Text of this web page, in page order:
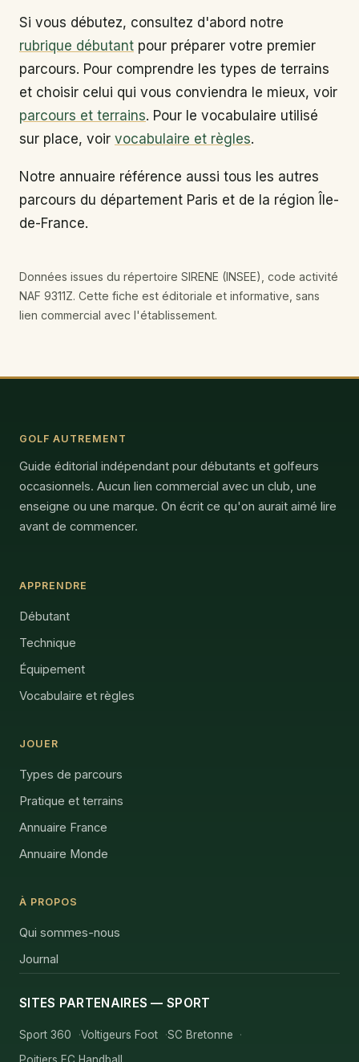
Si vous débutez, consultez d'abord notre
rubrique débutant pour préparer votre premier
parcours. Pour comprendre les types de terrains
et choisir celui qui vous conviendra le mieux, voir
parcours et terrains. Pour le vocabulaire utilisé
sur place, voir vocabulaire et règles.
Notre annuaire référence aussi tous les autres
parcours du département Paris et de la région Île-
de-France.
Données issues du répertoire SIRENE (INSEE), code activité
NAF 9311Z. Cette fiche est éditoriale et informative, sans
lien commercial avec l'établissement.
GOLF AUTREMENT
Guide éditorial indépendant pour débutants et golfeurs
occasionnels. Aucun lien commercial avec un club, une
enseigne ou une marque. On écrit ce qu'on aurait aimé lire
avant de commencer.
APPRENDRE
Débutant
Technique
Équipement
Vocabulaire et règles
JOUER
Types de parcours
Pratique et terrains
Annuaire France
Annuaire Monde
À PROPOS
Qui sommes-nous
Journal
SITES PARTENAIRES — SPORT
Sport 360 Voltigeurs Foot
SC Bretonne
Poitiers EC Handball